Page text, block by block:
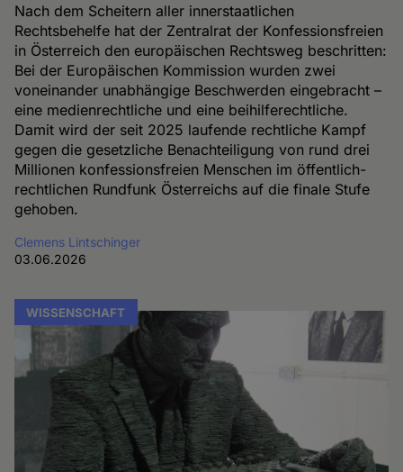
Nach dem Scheitern aller innerstaatlichen
Rechtsbehelfe hat der Zentralrat der Konfessionsfreien
in Österreich den europäischen Rechtsweg beschritten:
Bei der Europäischen Kommission wurden zwei
voneinander unabhängige Beschwerden eingebracht –
eine medienrechtliche und eine beihilferechtliche.
Damit wird der seit 2025 laufende rechtliche Kampf
gegen die gesetzliche Benachteiligung von rund drei
Millionen konfessionsfreien Menschen im öffentlich-
rechtlichen Rundfunk Österreichs auf die finale Stufe
gehoben.
Clemens Lintschinger
03.06.2026
WISSENSCHAFT